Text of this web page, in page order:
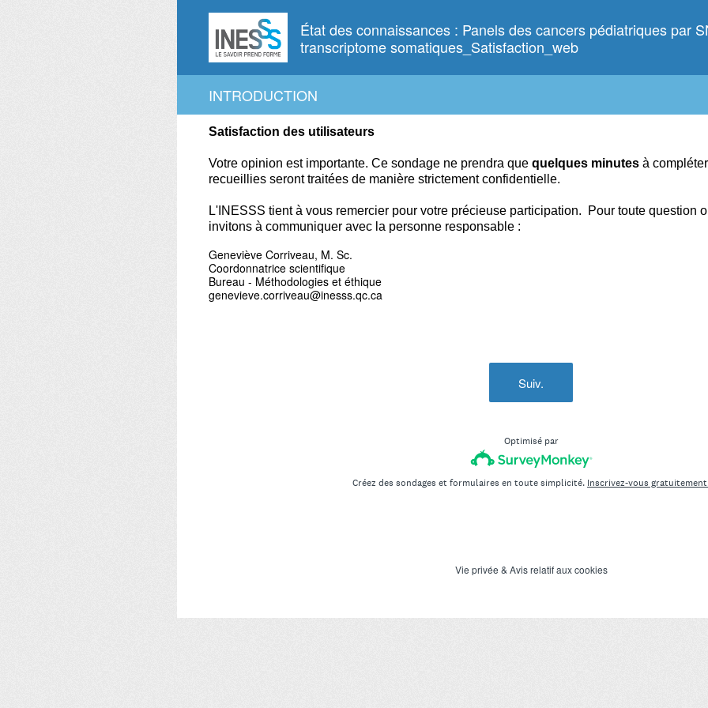
État des connaissances : Panels des cancers pédiatriques par
transcriptome somatiques_Satisfaction_web
INTRODUCTION
Satisfaction des utilisateurs
Votre opinion est importante. Ce sondage ne prendra que quelques minutes à
recueillies seront traitées de manière strictement confidentielle.
L'INESSS tient à vous remercier pour votre précieuse participation.
Pour toute question
invitons à communiquer avec la personne responsable :
Geneviève Corriveau, M. Sc.
Coordonnatrice scientifique
Bureau - Méthodologies et éthique
genevieve.corriveau@inesss.qc.ca
Suiv.
Optimisé par
Créez des sondages et formulaires en toute simplicité. Inscrivez-vous
Vie privée & Avis relatif aux cookies